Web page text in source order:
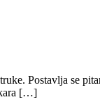
Postavlja se
[…]